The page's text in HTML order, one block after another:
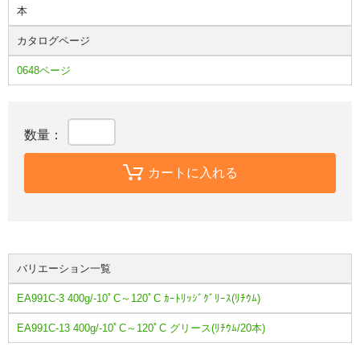
本
カタログページ
0648ページ
数量：
カートに入れる
バリエーション一覧
EA991C-3 400g/-10ﾟC～120ﾟC ｶｰﾄﾘｯｼﾞｸﾞﾘｰｽ(ﾘﾁｳﾑ)
EA991C-13 400g/-10ﾟC～120ﾟC グリース(ﾘﾁｳﾑ/20本)